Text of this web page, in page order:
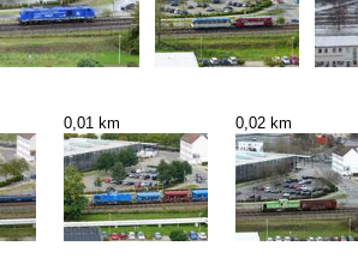
0,01 km 0,02 km